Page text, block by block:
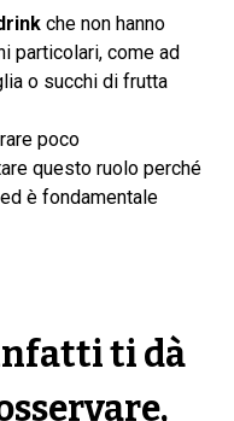
che non hanno
particolari, come ad
o succhi di frutta
poco
questo ruolo perché
è fondamentale
ti dà